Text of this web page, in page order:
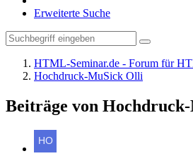
Erweiterte Suche
HTML-Seminar.de - Forum für
Hochdruck-MuSick Olli
Beiträge von